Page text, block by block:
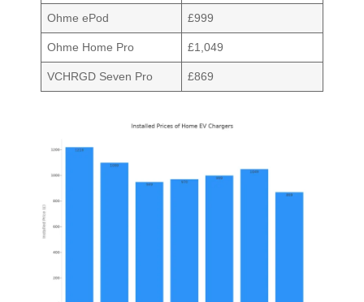
Ohme ePod £999
Ohme Home Pro £1,049
VCHRGD Seven Pro £869